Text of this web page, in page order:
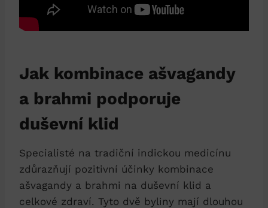
Jak kombinace ašvagandy
a brahmi podporuje
duševní klid
Specialisté na tradiční indickou medicínu
zdůrazňují pozitivní účinky kombinace
ašvagandy a brahmi na duševní klid a
celkové zdraví. Tyto dvě byliny mají dlouhou